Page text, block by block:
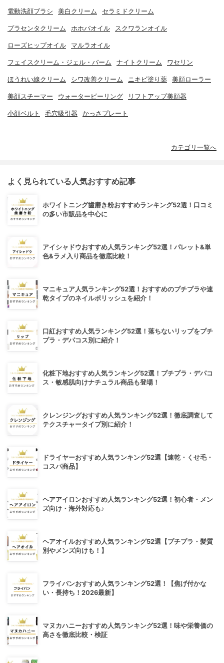
電動洗顔ブラシ 美白クリーム セラミドクリーム
プラセンタクリーム ホホバオイル スクワランオイル
ローズヒップオイル マルラオイル
フェイスクリーム・ジェル・バーム ナイトクリーム ワセリン
ほうれい線クリーム シワ改善クリーム ニキビ塗り薬 美顔ローラー
美顔スチーマー ウォーターピーリング リフトアップ美顔器
小顔ベルト 毛穴吸引器 かっさプレート
カテゴリ一覧へ
よく見られている人気おすすめ記事
ホワイトニング歯磨き粉おすすめランキング52選！口コミ
の多い市販品を中心に
アイシャドウおすすめ人気ランキング52選！パレット&単
色&ラメ入り商品を徹底比較！
マニキュア人気ランキング52選！おすすめのプチプラや速
乾タイプのネイルポリッシュを紹介！
口紅おすすめ人気ランキング52選！落ちないリップをプチ
プラ・デパコス別に紹介！
化粧下地おすすめ人気ランキング52選！プチプラ・デパコ
ス・敏感肌向けナチュラル商品も登場！
クレンジングおすすめ人気ランキング52選！徹底調査して
テクスチャータイプ別に紹介！
ドライヤーおすすめ人気ランキング52選【速乾・くせ毛・
コスパ商品】
ヘアアイロンおすすめ人気ランキング52選！初心者・メン
ズ向け・海外対応も♪
ヘアオイルおすすめ人気ランキング52選【プチプラ・髪質
別やメンズ向けも！】
フライパンおすすめ人気ランキング52選！【焦げ付かな
い・長持ち！2026最新】
マヌカハニーおすすめ人気ランキング52選！味や栄養価の
高さを徹底比較・検証